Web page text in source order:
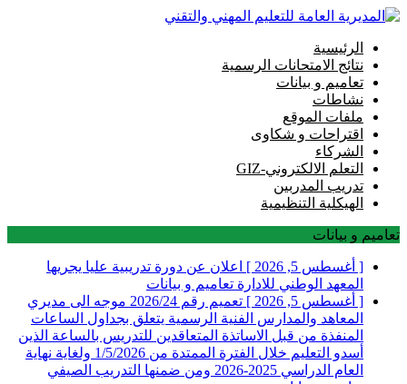
الرئيسية
نتائج الامتحانات الرسمية
تعاميم و بيانات
نشاطات
ملفات الموقع
اقتراحات و شكاوى
الشركاء
التعلم الالكتروني-GIZ
تدريب المدربين
الهيكلية التنظيمية
تعاميم و بيانات
[ أغسطس 5, 2026 ]
اعلان عن دورة تدريبية عليا يجريها
المعهد الوطني للادارة تعاميم و بيانات
[ أغسطس 5, 2026 ]
تعميم رقم 2026/24 موجه الى مديري
المعاهد والمدارس الفنية الرسمية يتعلق بجداول الساعات
المنفذة من قبل الاساتذة المتعاقدين للتدريس بالساعة الذين
أسدو التعليم خلال الفترة الممتدة من 1/5/2026 ولغاية نهاية
العام الدراسي 2025-2026 ومن ضمنها التدريب الصيفي